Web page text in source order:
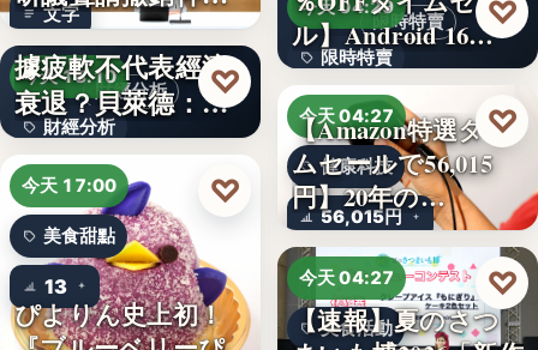
文字
判斷
財經分析
今天 18:10
財經分析
文字
美國7月非農就業數
據疲軟不代表經濟
衰退？貝萊德：AI
正讓…
♡
今天 17:00
美食甜點
13
ぴよりん史上初！
♡
限時特賣
今天 04:29
限時特賣
15,800円
ル】Android 16…
♡
今天 04:27
健康科技
56,015円
【Amazon特選タイ
ムセールで56,015
円】20年の…
♡
今天 04:27
美食活動
【速報】夏のさつ
♡